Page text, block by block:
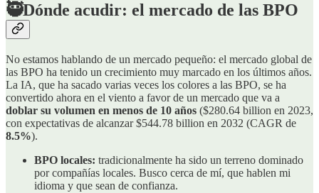
🥷Dónde acudir: el mercado de las BPO
No estamos hablando de un mercado pequeño: el mercado global de
las BPO ha tenido un crecimiento muy marcado en los últimos años.
La IA, que ha sacado varias veces los colores a las BPO, se ha
convertido ahora en el viento a favor de un mercado que va a
doblar su volumen en menos de 10 años ($280.64 billion en 2023,
con expectativas de alcanzar $544.78 billion en 2032 (CAGR de
8.5%).
BPO locales: tradicionalmente ha sido un terreno dominado
por compañías locales. Busco cerca de mí, que hablen mi
idioma y que sean de confianza.